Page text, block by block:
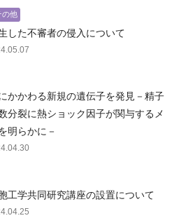
の他
した不審者の侵入について
かかわる新規の遺伝子を発見－精子
分裂に熱ショック因子が関与するメ
明らかに－
工学共同研究講座の設置について